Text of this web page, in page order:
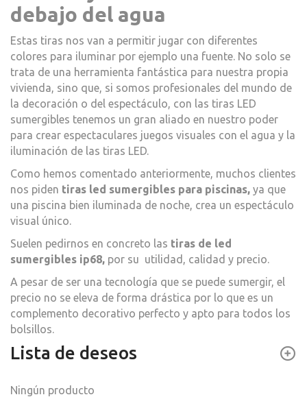
debajo del agua
Estas tiras nos van a permitir jugar con diferentes
colores para iluminar por ejemplo una fuente. No solo se
trata de una herramienta fantástica para nuestra propia
vivienda, sino que, si somos profesionales del mundo de
la decoración o del espectáculo, con las tiras LED
sumergibles tenemos un gran aliado en nuestro poder
para crear espectaculares juegos visuales con el agua y la
iluminación de las tiras LED.
Como hemos comentado anteriormente, muchos clientes
nos piden tiras led sumergibles para piscinas, ya que
una piscina bien iluminada de noche, crea un espectáculo
visual único.
Suelen pedirnos en concreto las tiras de led
sumergibles ip68, por su utilidad, calidad y precio.
A pesar de ser una tecnología que se puede sumergir, el
precio no se eleva de forma drástica por lo que es un
complemento decorativo perfecto y apto para todos los
bolsillos.
Lista de deseos
Ningún producto